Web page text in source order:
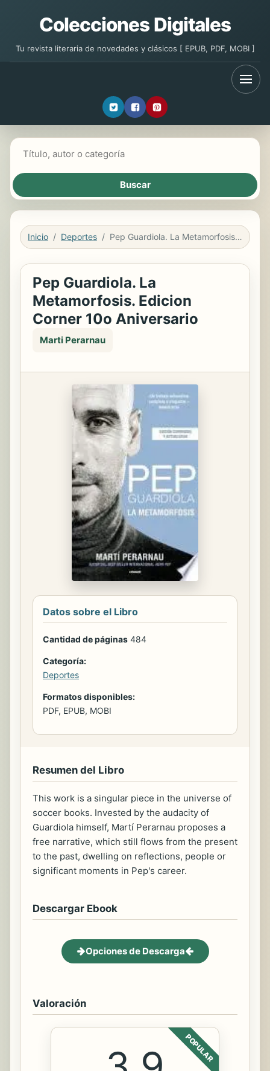
Colecciones Digitales
Tu revista literaria de novedades y clásicos [ EPUB, PDF, MOBI ]
Inicio Deportes Pep Guardiola. La Metamorfosis. Edicion Corner 10o Aniversario
Pep Guardiola. La
Metamorfosis. Edicion
Corner 10o Aniversario
Marti Perarnau
Datos sobre el Libro
Cantidad de páginas 484
Categoría:
Deportes
Formatos disponibles:
PDF, EPUB, MOBI
Resumen del Libro
This work is a singular piece in the universe of
soccer books. Invested by the audacity of
Guardiola himself, Martí Perarnau proposes a
free narrative, which still flows from the present
to the past, dwelling on reflections, people or
significant moments in Pep's career.
Descargar Ebook
Opciones de Descarga
Valoración
POPULAR